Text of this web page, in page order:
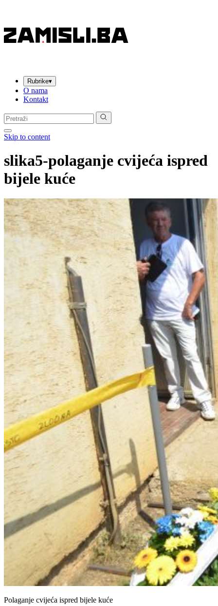
Rubrike▾
O nama
Kontakt
Pretraga:
Skip to content
slika5-polaganje cvijeća ispred
bijele kuće
Polaganje cvijeća ispred bijele kuće